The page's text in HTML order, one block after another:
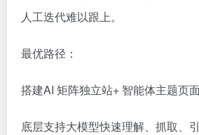
人工迭代难以跟上。
最优路径：
搭建AI 矩阵独立站+ 智能体主题页
底层支持大模型快速理解、抓取、